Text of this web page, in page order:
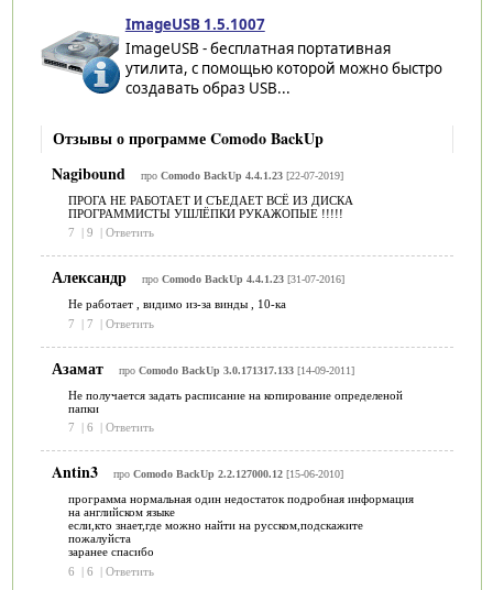
ImageUSB 1.5.1007
ImageUSB - бесплатная портативная
утилита, с помощью которой можно быстро
создавать образ USB...
Отзывы о программе Comodo BackUp
Nagibound
про Comodo BackUp 4.4.1.23[22-07-2019]
ПРОГА НЕ РАБОТАЕТ И СЪЕДАЕТ ВСЁ ИЗ ДИСКА
ПРОГРАММИСТЫ УШЛЁПКИ РУКАЖОПЫЕ !!!!!
7
9 Ответить
Александр про Comodo BackUp 4.4.1.23[31-07-2016]
Не работает , видимо из-за винды , 10-ка
7
| 7 | Ответить
Азамат про Comodo BackUp 3.0.171317.133[14-09-2011]
Не получается задать расписание на копирование определеной
папки
7
6 Ответить
Antin3 про Comodo BackUp 2.2.127000.12[15-06-2010]
программа нормальная один недостаток подробная информация
на английском языке
если,кто знает,где можно найти на русском,подскажите
пожалуйста
заранее спасибо
6
| 6 | Ответить